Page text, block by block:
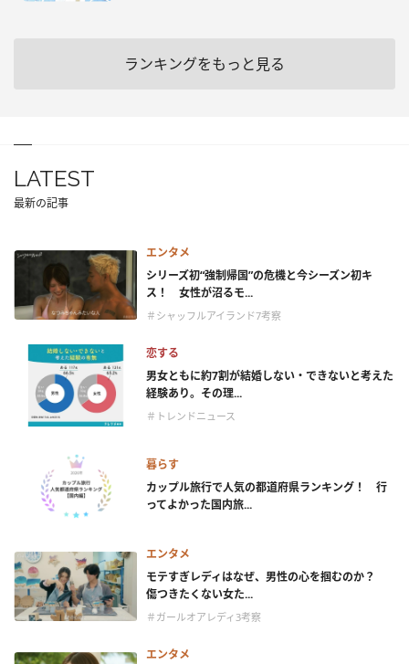
ランキングをもっと見る
LATEST
最新の記事
エンタメ
シリーズ初“強制帰国”の危機と今シーズン初キ
ス！ 女性が沼るモ...
＃シャッフルアイランド7考察
恋する
男女ともに約7割が結婚しない・できないと考えた
経験あり。その理...
＃トレンドニュース
暮らす
カップル旅行で人気の都道府県ランキング！ 行
ってよかった国内旅...
エンタメ
モテすぎレディはなぜ、男性の心を掴むのか？
傷つきたくない女た...
＃ガールオアレディ3考察
エンタメ